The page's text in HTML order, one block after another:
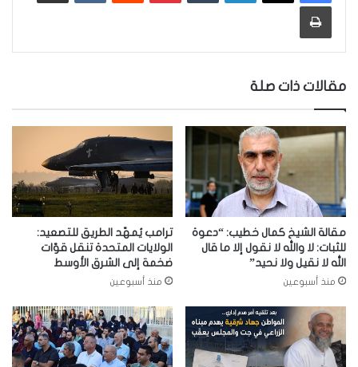
طباعة
مقالات ذات صلة
مقالة الشيخ كمال خطيب: “دعوة
للثبات: لا والله لا نقول إلا ما قال
الله لا نقيل ولا نحيد”
منذ أسبوعين
ترامب يُمهّد الطريق للتصعيد:
الولايات المتحدة تنقل قوّات
ضخمة إلى الشرق الأوسط
منذ أسبوعين